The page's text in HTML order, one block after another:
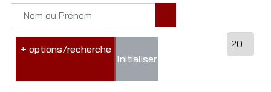
+ options/recherche
Initialiser